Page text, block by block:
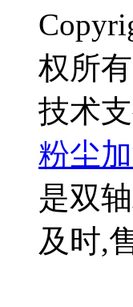
权所
技术
粉尘
是双
及时,